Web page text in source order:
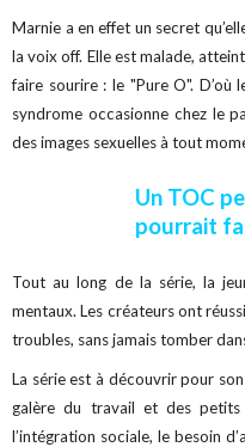
Marnie a en effet un secret
la voix off. Elle est malade,
faire sourire : le "Pure O". D’où
syndrome occasionne chez le
des images sexuelles à tout
Un TOC
pourrait
Tout au long de la série, la
mentaux. Les créateurs ont
troubles, sans jamais tomber
La série est à découvrir pour
galère du travail et des
l’intégration sociale, le besoin